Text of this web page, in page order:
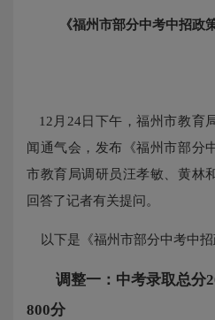
《福州市部分中考中招政
12月24日下午，福州市教育
闻通气会，发布《福州市部分
市教育局调研员汪孝敏、黄林
回答了记者有关提问。
以下是《福州市部分中考中招
调整一：中考录取总分
800分